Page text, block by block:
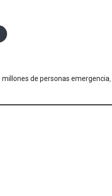
millones de personas emergencia